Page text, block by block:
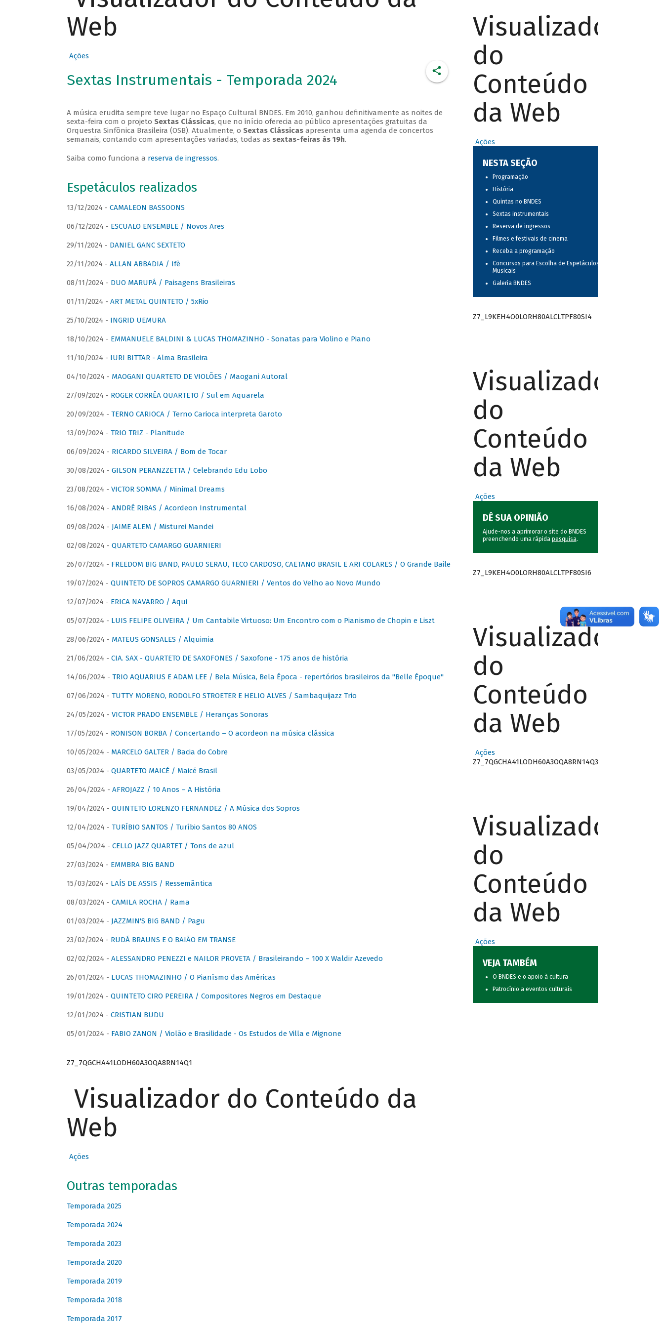
Web
Ações
Sextas Instrumentais - Temporada 2024
A música erudita sempre teve lugar no Espaço Cultural BNDES. Em 2010, ganhou definitivamente as noites de
sexta-feira com o projeto Sextas Clássicas, que no início oferecia ao público apresentações gratuitas da
Orquestra Sinfônica Brasileira (OSB). Atualmente, o Sextas Clássicasapresenta uma agenda de concertos
semanais, contando com apresentações variadas, todas as sextas-feiras às 19h.
Saiba como funciona a reserva de ingressos.
Espetáculos realizados
13/12/2024 - CAMALEON BASSOONS
06/12/2024 - ESCUALO ENSEMBLE / Novos Ares
29/11/2024 - DANIEL GANC SEXTETO
22/11/2024 - ALLAN ABBADIA / Ifè
08/11/2024 - DUO MARUPÁ / Paisagens Brasileiras
01/11/2024 - ART METAL QUINTETO / 5xRio
25/10/2024 - INGRID UEMURA
18/10/2024 - EMMANUELE BALDINI & LUCAS THOMAZINHO - Sonatas para Violino e Piano
11/10/2024 - IURI BITTAR - Alma Brasileira
04/10/2024 - MAOGANI QUARTETO DE VIOLÕES / Maogani Autoral
27/09/2024 - ROGER CORRÊA QUARTETO / Sul em Aquarela
20/09/2024 - TERNO CARIOCA / Terno Carioca interpreta Garoto
13/09/2024 - TRIO TRIZ - Planitude
06/09/2024 - RICARDO SILVEIRA / Bom de Tocar
30/08/2024 - GILSON PERANZZETTA / Celebrando Edu Lobo
23/08/2024 - VICTOR SOMMA / Minimal Dreams
16/08/2024 - ANDRÉ RIBAS / Acordeon Instrumental
09/08/2024 - JAIME ALEM / Misturei Mandei
02/08/2024 - QUARTETO CAMARGO GUARNIERI
26/07/2024 - FREEDOM BIG BAND, PAULO SERAU, TECO CARDOSO, CAETANO BRASIL E ARI COLARES / O Grande Baile
19/07/2024 - QUINTETO DE SOPROS CAMARGO GUARNIERI / Ventos do Velho ao Novo Mundo
12/07/2024 - ERICA NAVARRO / Aqui
05/07/2024 - LUIS FELIPE OLIVEIRA / Um Cantabile Virtuoso: Um Encontro com o Pianismo de Chopin e Liszt
28/06/2024 - MATEUS GONSALES / Alquimia
21/06/2024 - CIA. SAX - QUARTETO DE SAXOFONES / Saxofone - 175 anos de história
14/06/2024 - TRIO AQUARIUS E ADAM LEE / Bela Música, Bela Época - repertórios brasileiros da "Belle Époque"
07/06/2024 - TUTTY MORENO, RODOLFO STROETER E HELIO ALVES / Sambaquijazz Trio
24/05/2024 - VICTOR PRADO ENSEMBLE / Heranças Sonoras
17/05/2024 - RONISON BORBA / Concertando – O acordeon na música clássica
10/05/2024 - MARCELO GALTER / Bacia do Cobre
03/05/2024 - QUARTETO MAICÉ / Maicé Brasil
26/04/2024 - AFROJAZZ / 10 Anos – A História
19/04/2024 - QUINTETO LORENZO FERNANDEZ / A Música dos Sopros
12/04/2024 - TURÍBIO SANTOS / Turíbio Santos 80 ANOS
05/04/2024 - CELLO JAZZ QUARTET / Tons de azul
27/03/2024 - EMMBRA BIG BAND
15/03/2024 - LAÍS DE ASSIS / Ressemântica
08/03/2024 - CAMILA ROCHA / Rama
01/03/2024 - JAZZMIN'S BIG BAND / Pagu
23/02/2024 - RUDÁ BRAUNS E O BAIÃO EM TRANSE
02/02/2024 - ALESSANDRO PENEZZI e NAILOR PROVETA / Brasileirando – 100 X Waldir Azevedo
26/01/2024 - LUCAS THOMAZINHO / O Pianísmo das Américas
19/01/2024 - QUINTETO CIRO PEREIRA / Compositores Negros em Destaque
12/01/2024 - CRISTIAN BUDU
05/01/2024 - FABIO ZANON / Violão e Brasilidade - Os Estudos de Villa e Mignone
Z7_7QGCHA41LODH60A3OQA8RN14Q1
Visualizador do Conteúdo da
Web
Ações
Outras temporadas
Temporada 2025
Temporada 2024
Temporada 2023
Temporada 2020
Temporada 2019
Temporada 2018
Temporada 2017
Visualizador
do
Conteúdo
da Web
Ações
NESTA SEÇÃO
Programação
História
Quintas no BNDES
Sextas instrumentais
Reserva de ingressos
Filmes e festivais de cinema
Receba a programação
Concursos para Escolha de Espetáculos
Musicais
Galeria BNDES
Z7_L9KEH4O0LORH80ALCLTPF80SI4
Visualizador
do
Conteúdo
da Web
Ações
DÊ SUA OPINIÃO
Ajude-nos a aprimorar o site do BNDES
preenchendo uma rápida pesquisa.
Z7_L9KEH4O0LORH80ALCLTPF80SI6
Visualizador
do
Conteúdo
da Web
Ações
Z7_7QGCHA41LODH60A3OQA8RN14Q3
Visualizador
do
Conteúdo
da Web
Ações
VEJA TAMBÉM
O BNDES e o apoio à cultura
Patrocínio a eventos culturais